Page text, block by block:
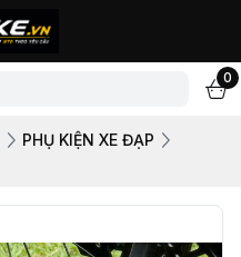
0
PHỤ KIỆN XE ĐẠP